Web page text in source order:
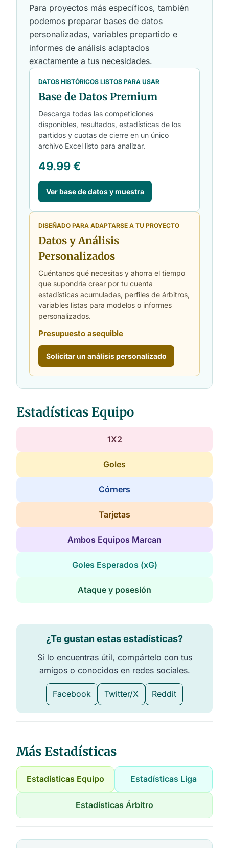
Para proyectos más específicos, también
podemos preparar bases de datos
personalizadas, variables prepartido e
informes de análisis adaptados
exactamente a tus necesidades.
DATOS HISTÓRICOS LISTOS PARA USAR
Base de Datos Premium
Descarga todas las competiciones
disponibles, resultados, estadísticas de los
partidos y cuotas de cierre en un único
archivo Excel listo para analizar.
49.99 €
Ver base de datos y muestra
DISEÑADO PARA ADAPTARSE A TU PROYECTO
Datos y Análisis
Personalizados
Cuéntanos qué necesitas y ahorra el tiempo
que supondría crear por tu cuenta
estadísticas acumuladas, perfiles de árbitros,
variables listas para modelos o informes
personalizados.
Presupuesto asequible
Solicitar un análisis personalizado
Estadísticas Equipo
1X2
Goles
Córners
Tarjetas
Ambos Equipos Marcan
Goles Esperados (xG)
Ataque y posesión
¿Te gustan estas estadísticas?
Si lo encuentras útil, compártelo con tus
amigos o conocidos en redes sociales.
Facebook Twitter/X Reddit
Más Estadísticas
Estadísticas Equipo Estadísticas Liga
Estadísticas Árbitro